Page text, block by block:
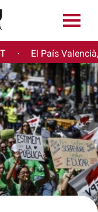
· El País